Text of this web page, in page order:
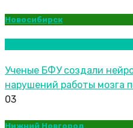
Новосибирск
Ученые БФУ создали
нарушений работы мозга
03
Нижний Новгород